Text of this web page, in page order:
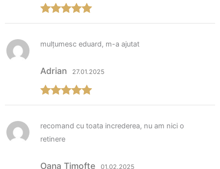
Evaluat la5
Evaluat la5
Adrian 27.01.2025
mulțumesc eduard, m-a ajutat
Oana Timofte 01.02.2025
recomand cu toata increderea, nu am nici o
retinere